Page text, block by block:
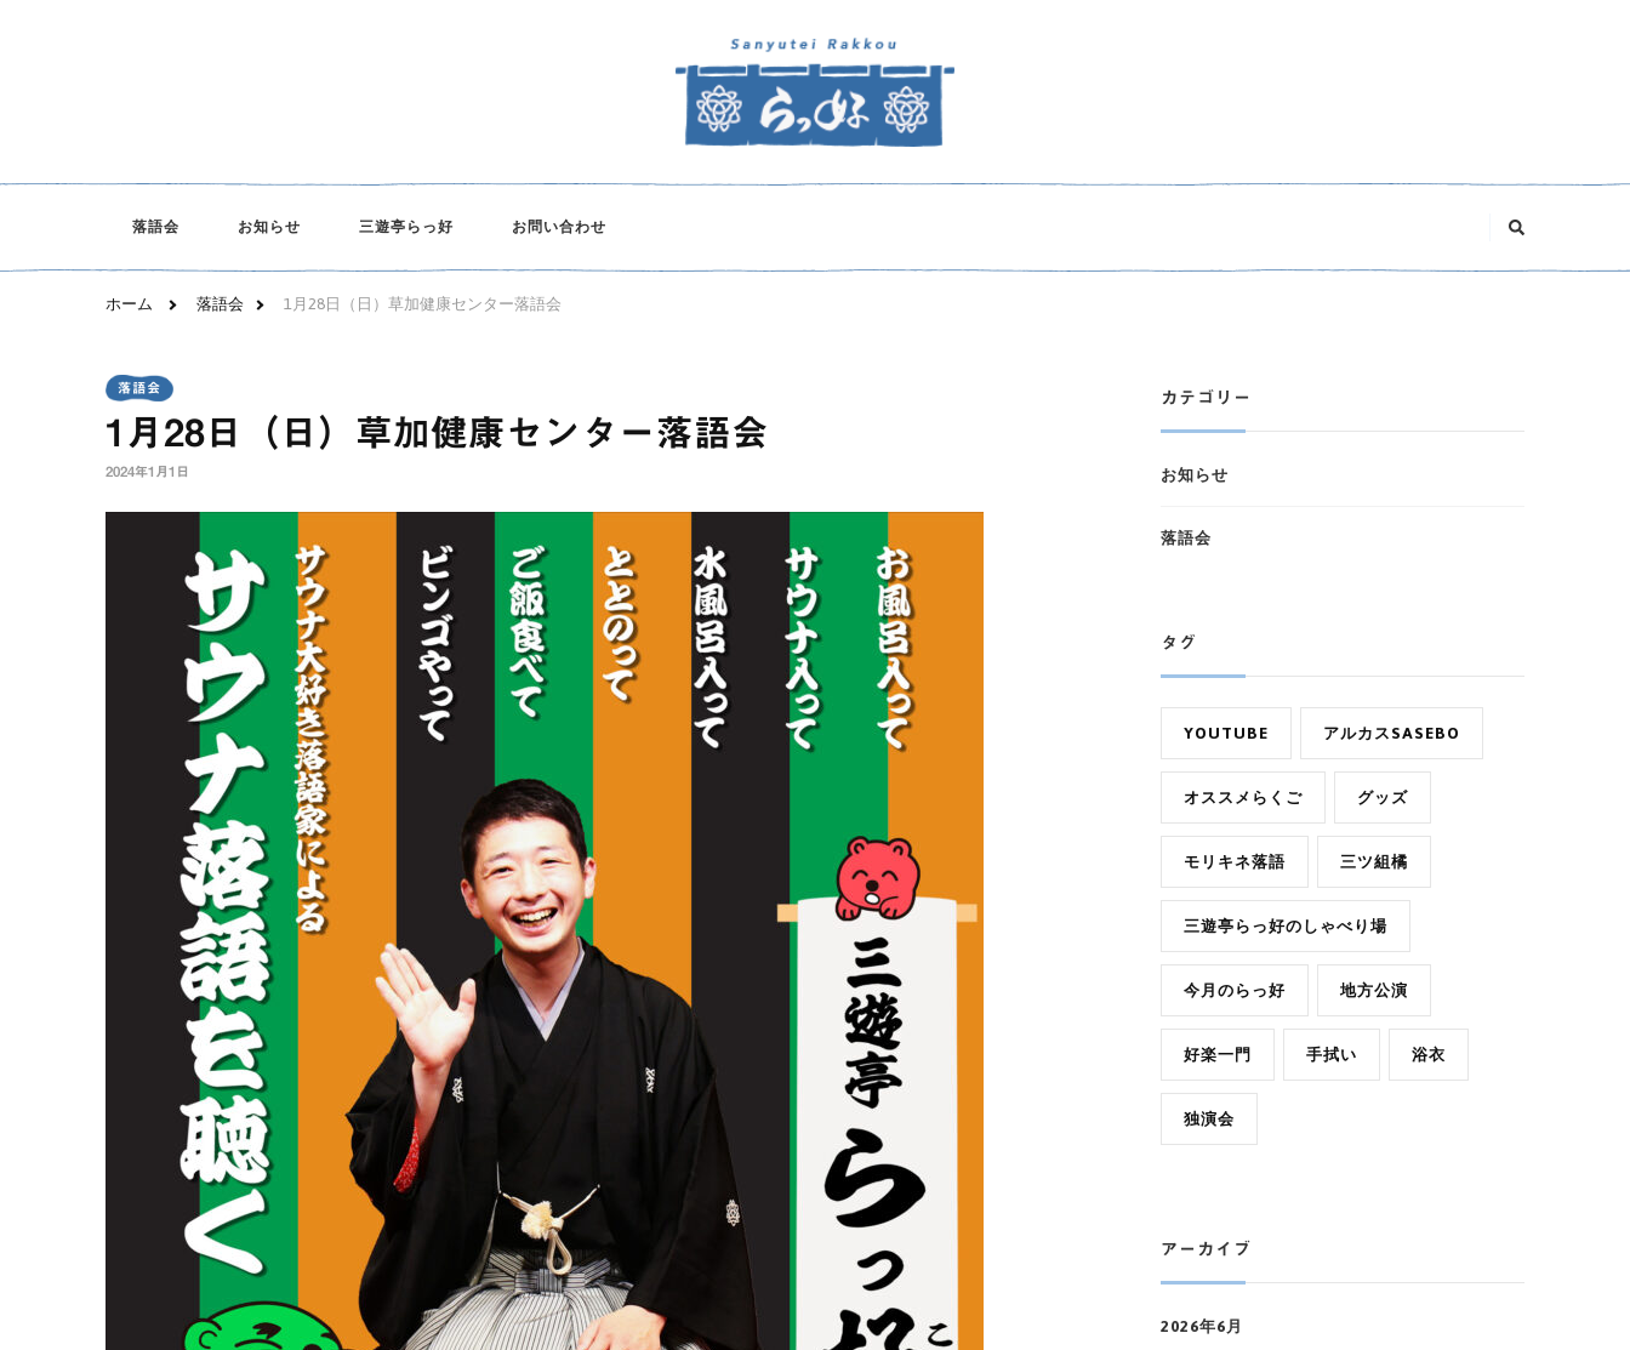
落語会 お知らせ 三遊亭らっ好 お問い合わせ
お
?
ホーム 落語会 1月28日（日）草加健康センター落語会
落語会
1月28日（日）草加健康センター落語会
2024年1月1日
カテゴリー
お知らせ
落語会
タグ
YOUTUBE アルカスSASEBO
オススメらくご グッズ
モリキネ落語 三ツ組橘
三遊亭らっ好のしゃべり場
今月のらっ好 地方公演
好楽一門 手拭い 浴衣
独演会
アーカイブ
2026年6月